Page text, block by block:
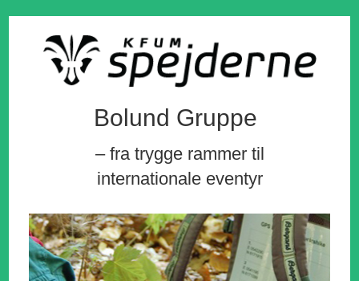
Bolund Gruppe
– fra trygge rammer til
internationale eventyr